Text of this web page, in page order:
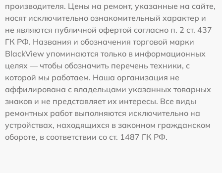
производителя. Цены на ремонт, указанные на сайте,
носят исключительно ознакомительный характер и
не являются публичной офертой согласно п. 2 ст. 437
ГК РФ. Названия и обозначения торговой марки
BlackView упоминаются только в информационных
целях — чтобы обозначить перечень техники, с
которой мы работаем. Наша организация не
аффилирована с владельцами указанных товарных
знаков и не представляет их интересы. Все виды
ремонтных работ выполняются исключительно на
устройствах, находящихся в законном гражданском
обороте, в соответствии со ст. 1487 ГК РФ.